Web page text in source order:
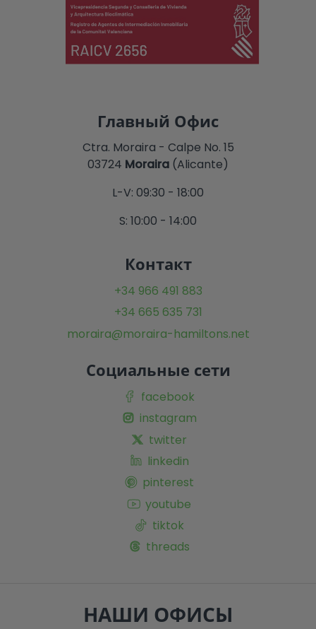
Главный Офис
Ctra. Moraira - Calpe No. 15
03724 Moraira (Alicante)
L-V: 09:30 - 18:00
S: 10:00 - 14:00
Контакт
+34 966 491 883
+34 665 635 731
moraira@moraira-hamiltons.net
Социальные сети
facebook
instagram
twitter
linkedin
pinterest
youtube
tiktok
threads
НАШИ ОФИСЫ